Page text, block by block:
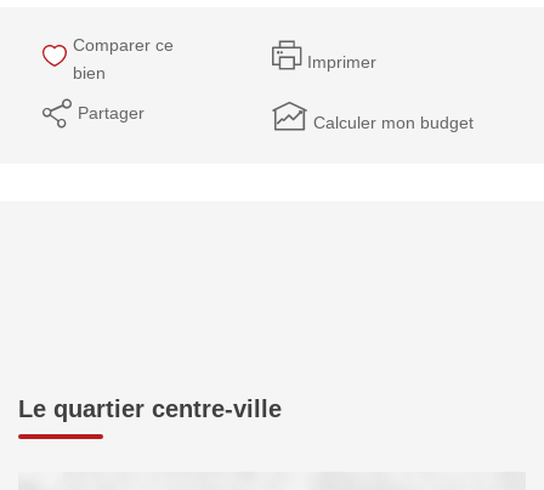
Comparer ce
bien
Imprimer
Partager Calculer mon budget
Le quartier centre-ville